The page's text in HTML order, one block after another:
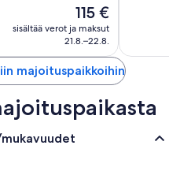
Hinta
on
115 €
115 €
sisältää verot ja maksut
21.8.–22.8.
majoituspaikkoihin